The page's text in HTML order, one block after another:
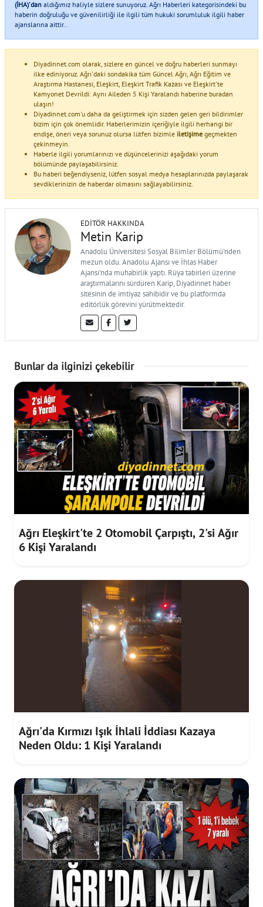
(İHA)'dan aldığımız haliyle sizlere sunuyoruz. Ağrı Haberleri kategorisindeki bu
haberin doğruluğu ve güvenilirliği ile ilgili tüm hukuki sorumluluk ilgili haber
ajanslarına aittir..
Diyadinnet.com olarak, sizlere en güncel ve doğru haberleri sunmayı
ilke ediniyoruz. Ağrı'daki sondakika tüm Güncel Ağrı, Ağrı Eğitim ve
Araştırma Hastanesi, Eleşkirt, Eleşkirt Trafik Kazası ve Eleşkirt'te
Kamyonet Devrildi: Aynı Aileden 5 Kişi Yaralandı haberine buradan
ulaşın!
Diyadinnet.com'u daha da geliştirmek için sizden gelen geri bildirimler
bizim için çok önemlidir. Haberlerimizin içeriğiyle ilgili herhangi bir
endişe, öneri veya sorunuz olursa lütfen bizimle iletişime geçmekten
çekinmeyin.
Haberle ilgili yorumlarınızı ve düşüncelerinizi aşağıdaki yorum
bölümünde paylaşabilirsiniz.
Bu haberi beğendiyseniz, lütfen sosyal medya hesaplarınızda paylaşarak
sevdiklerinizin de haberdar olmasını sağlayabilirsiniz.
EDITÖR HAKKINDA
Metin Karip
Anadolu Üniversitesi Sosyal Bilimler Bölümü'nden
mezun oldu. Anadolu Ajansı ve İhlas Haber
Ajansı'nda muhabirlik yaptı. Rüya tabirleri üzerine
araştırmalarını sürdüren Karip, Diyadinnet haber
sitesinin de imtiyaz sahibidir ve bu platformda
editörlük görevini yürütmektedir.
Bunlar da ilginizi çekebilir
Ağrı Eleşkirt'te 2 Otomobil Çarpıştı, 2'si Ağır
6 Kişi Yaralandı
Ağrı'da Kırmızı Işık İhlali İddiası Kazaya
Neden Oldu: 1 Kişi Yaralandı